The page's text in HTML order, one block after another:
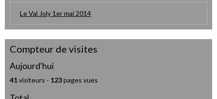
Le Val Joly 1er mai 2014
Compteur de visites
Aujourd'hui
41visiteurs - 123pages vues